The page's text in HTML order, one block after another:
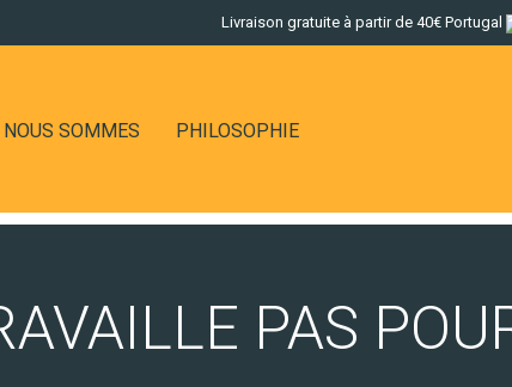
Livraison gratuite à partir de 40€ Portugal
SOMMES PHILOSOPHIE
PAS